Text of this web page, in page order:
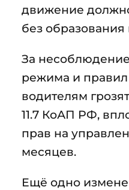
движение
без образования
За
режима и
водителям
11.7 КоАП РФ,
прав на
месяцев.
Ещё одно